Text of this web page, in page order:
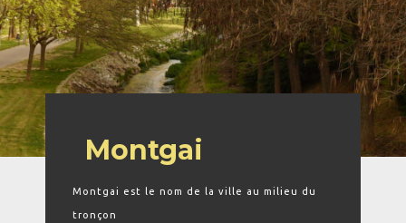
Montgai
Montgai est le nom de la ville au milieu du
tronçon